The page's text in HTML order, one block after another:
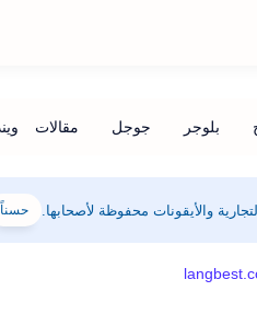
والأيقونات محفوظة لأصحابها. حسناً